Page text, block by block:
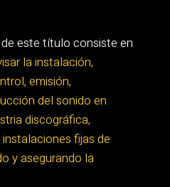
este título consiste en
la instalación,
emisión,
del sonido en
discográfica,
fijas de
y asegurando la